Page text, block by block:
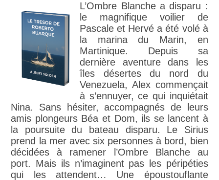
L’Ombre Blanche a disparu :
le magnifique voilier de
Pascale et Hervé a été volé à
la marina du Marin, en
Martinique. Depuis sa
dernière aventure dans les
îles désertes du nord du
Venezuela, Alex commençait
à s’ennuyer, ce qui inquiétait
Nina. Sans hésiter, accompagnés de leurs
amis plongeurs Béa et Dom, ils se lancent à
la poursuite du bateau disparu. Le Sirius
prend la mer avec six personnes à bord, bien
décidées à ramener l’Ombre Blanche au
port. Mais ils n’imaginent pas les péripéties
qui les attendent… Une époustouflante